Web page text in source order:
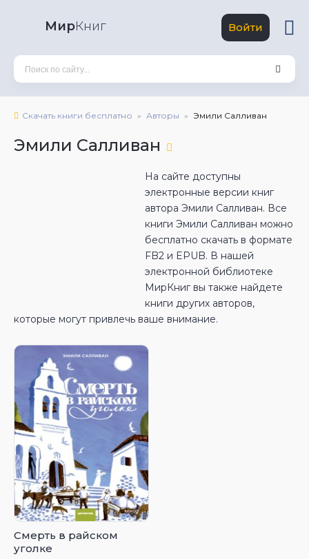
МирКниг Войти
Скачать книги бесплатно Авторы Эмили Салливан
Эмили Салливан
На сайте доступны
электронные версии книг
автора Эмили Салливан. Все
книги Эмили Салливан можно
бесплатно скачать в формате
FB2 и EPUB. В нашей
электронной библиотеке
МирКниг вы также найдете
книги других авторов,
которые могут привлечь ваше внимание.
Смерть в райском
уголке